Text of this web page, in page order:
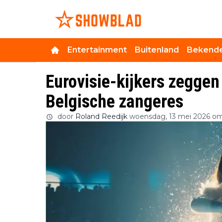
Entertainment Buitenland
Eurovisie-kijkers
Belgische zangeres
door Roland Reedijk woensdag, 13 mei 2026